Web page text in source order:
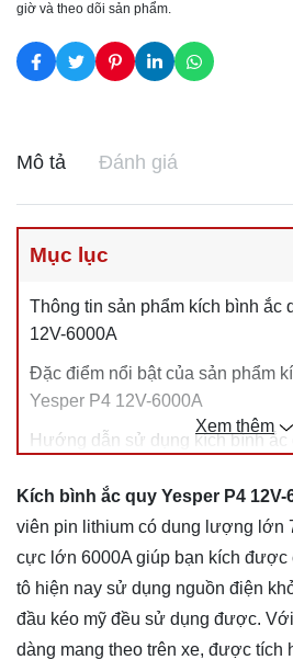
giờ và theo dõi sản phẩm.
Mô tả Đánh giá
Mục lục
Thông tin sản phẩm kích bình ắc
12V-6000A
Đặc điểm nổi bật của sản phẩm
Yesper P4 12V-6000A
Hướng dẫn sử dụng kích bình ắc
Những lưu ý khi sử dụng bộ kích
Yesper P4 12V-6000A
Xem thêm
Kích bình ắc quy Yesper P4 12V-
viên pin lithium có dung lượng lớn
cực lớn 6000A giúp bạn kích được
tô hiện nay sử dụng nguồn điện
đầu kéo mỹ đều sử dụng được.
dàng mang theo trên xe, được tích